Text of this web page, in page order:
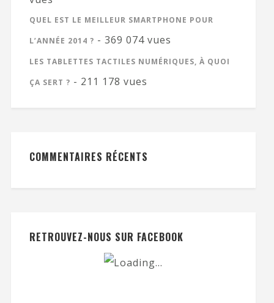
QUEL EST LE MEILLEUR SMARTPHONE POUR
L’ANNÉE 2014 ? - 369 074 vues
LES TABLETTES TACTILES NUMÉRIQUES, À QUOI
ÇA SERT ? - 211 178 vues
COMMENTAIRES RÉCENTS
RETROUVEZ-NOUS SUR FACEBOOK